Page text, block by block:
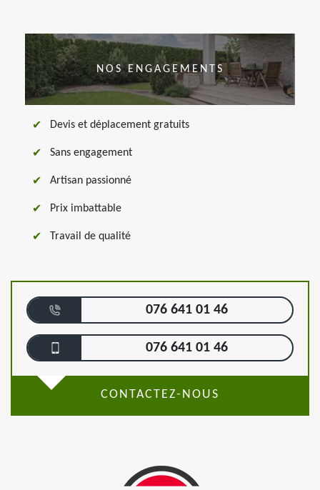
NOS ENGAGEMENTS
Devis et déplacement gratuits
Sans engagement
Artisan passionné
Prix imbattable
Travail de qualité
076 641 01 46
076 641 01 46
CONTACTEZ-NOUS